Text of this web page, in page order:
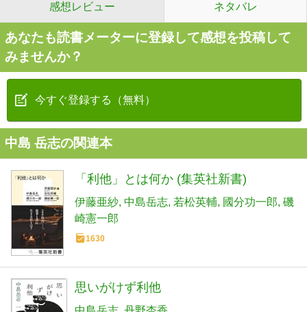
感想レビュー ネタバレ
あなたも読書メーターに登録して感想を投稿して
みませんか？
今すぐ登録する（無料）
中島 岳志の関連本
「利他」とは何か (集英社新書)
伊藤亜紗 中島岳志 若松英輔 國分功一郎 磯
崎憲一郎
1630
思いがけず利他